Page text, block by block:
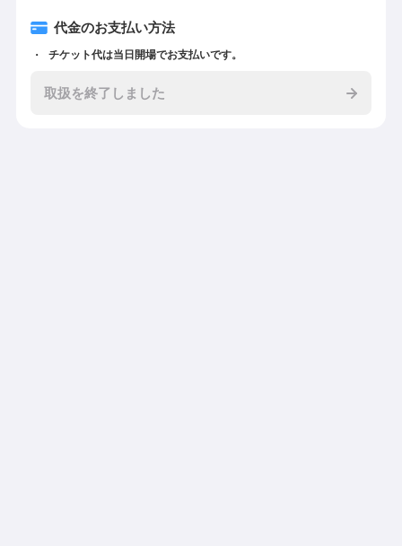
代金のお支払い方法
チケット代は当日開場でお支払いです。
取扱を終了しました